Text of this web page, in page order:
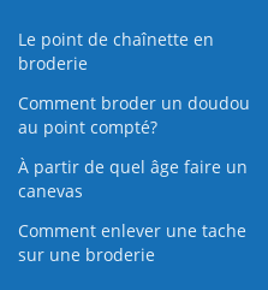
Le point de chaînette en
broderie
Comment broder un doudou
au point compté?
À partir de quel âge faire un
canevas
Comment enlever une tache
sur une broderie